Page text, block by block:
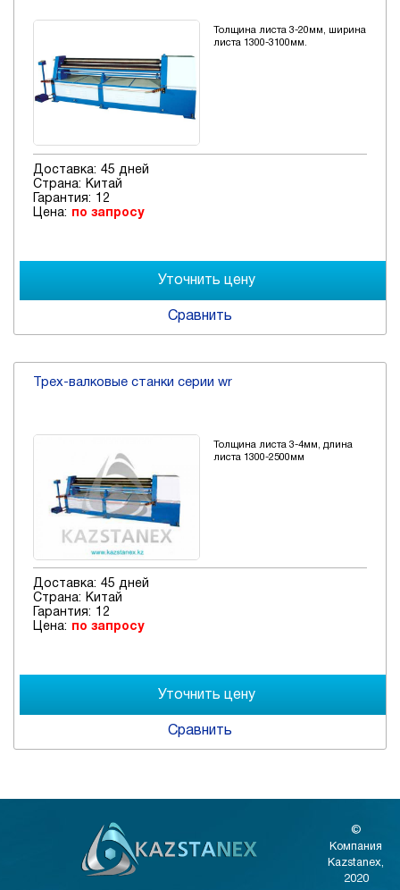
Толщина листа 3-20мм, ширина
листа 1300-3100мм.
Доставка: 45 дней
Страна:
Китай
Гарантия: 12
Цена: по запросу
Сравнить
Трех-валковые станки серии wr
Толщина листа 3-4мм, длина
листа 1300-2500мм
Доставка: 45 дней
Страна:
Китай
Гарантия:
12
Цена:
по запросу
Сравнить
©
Компания
Kazstanex,
2020